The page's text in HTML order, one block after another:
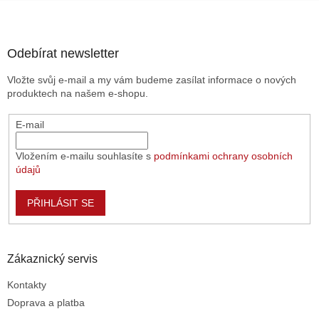
l
p
v
v
u
Odebírat newsletter
Vložte svůj e-mail a my vám budeme zasílat informace o nových
produktech na našem e-shopu.
E-mail
Vložením e-mailu souhlasíte s podmínkami ochrany osobních
údajů
PŘIHLÁSIT SE
Zákaznický servis
Kontakty
Doprava a platba